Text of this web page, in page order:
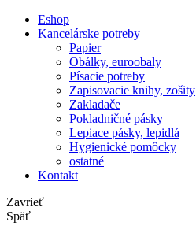
Eshop
Kancelárske potreby
Papier
Obálky, euroobaly
Písacie potreby
Zapisovacie knihy, zošity
Zakladače
Pokladničné pásky
Lepiace pásky, lepidlá
Hygienické pomôcky
ostatné
Kontakt
Zavrieť
Späť